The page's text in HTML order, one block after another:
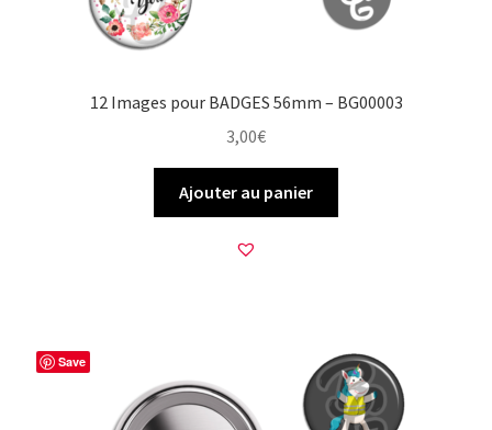
12 Images pour BADGES 56mm – BG00003
3,00€
Ajouter au panier
Save